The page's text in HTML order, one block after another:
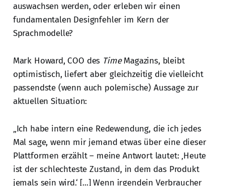
auswachsen werden, oder erleben wir einen
fundamentalen Designfehler im Kern der
Sprachmodelle?
Mark Howard, COO des TimeMagazins, bleibt
optimistisch, liefert aber gleichzeitig die vielleicht
passendste (wenn auch polemische) Aussage zur
aktuellen Situation:
„Ich habe intern eine Redewendung, die ich jedes
Mal sage, wenn mir jemand etwas über eine dieser
Plattformen erzählt – meine Antwort lautet: ‚Heute
ist der schlechteste Zustand, in dem das Produkt
jemals sein wird.‘ [...] Wenn irgendein Verbraucher